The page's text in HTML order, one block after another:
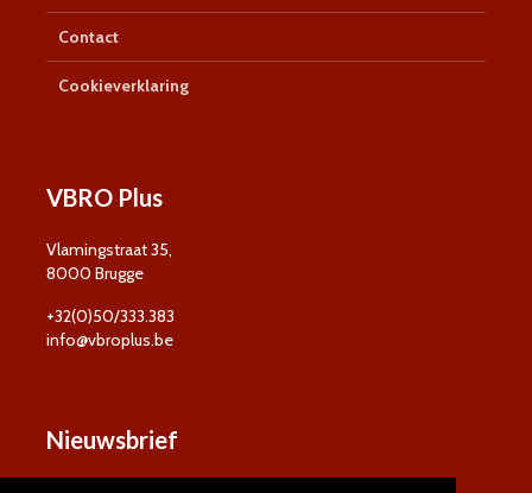
Contact
Cookieverklaring
VBRO Plus
Vlamingstraat 35,
8000 Brugge
+32(0)50/333.383
info@vbroplus.be
Nieuwsbrief